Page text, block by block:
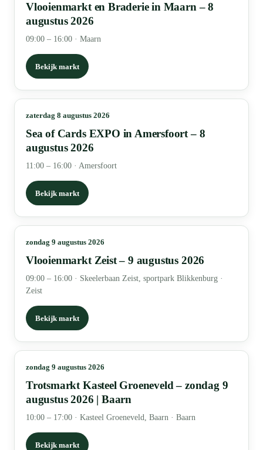
Vlooienmarkt en Braderie in Maarn – 8
augustus 2026
09:00 – 16:00 · Maarn
Bekijk markt
zaterdag 8 augustus 2026
Sea of Cards EXPO in Amersfoort – 8
augustus 2026
11:00 – 16:00 · Amersfoort
Bekijk markt
zondag 9 augustus 2026
Vlooienmarkt Zeist – 9 augustus 2026
09:00 – 16:00 · Skeelerbaan Zeist, sportpark Blikkenburg ·
Zeist
Bekijk markt
zondag 9 augustus 2026
Trotsmarkt Kasteel Groeneveld – zondag 9
augustus 2026 | Baarn
10:00 – 17:00 · Kasteel Groeneveld, Baarn · Baarn
Bekijk markt